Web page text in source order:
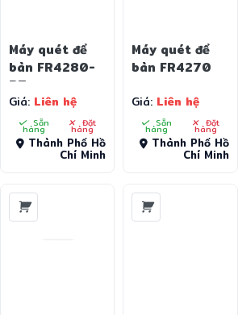
Máy quét để
bàn FR4280-
BT
Giá: Liên hệ
Sẵn
hàng Đặt
hàng
Thành Phố Hồ
Chí Minh
Máy quét để
bàn FR4270
Giá: Liên hệ
Sẵn
hàng Đặt
hàng
Thành Phố Hồ
Chí Minh